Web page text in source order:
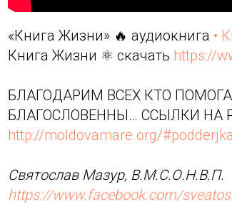
«Книга Жизни» 🔥 аудиокнига •
Книга Жизни ⚛️ скачать https://
БЛАГОДАРИМ ВСЕХ КТО
БЛАГОСЛОВЕННЫ… ССЫЛКИ НА
http://moldovamare.org/
Святослав Мазур, В.М.С.О.Н.В.П.
https://www.facebook.com/